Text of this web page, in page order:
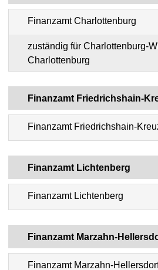
Finanzamt Charlottenburg
zuständig für Charlottenburg-
Charlottenburg
Finanzamt Friedrichshain-
Finanzamt Friedrichshain-
Finanzamt Lichtenberg
Finanzamt Lichtenberg
Finanzamt Marzahn-
Finanzamt Marzahn-